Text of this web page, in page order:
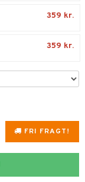
359 kr.
359 kr.
FRI FRAGT!